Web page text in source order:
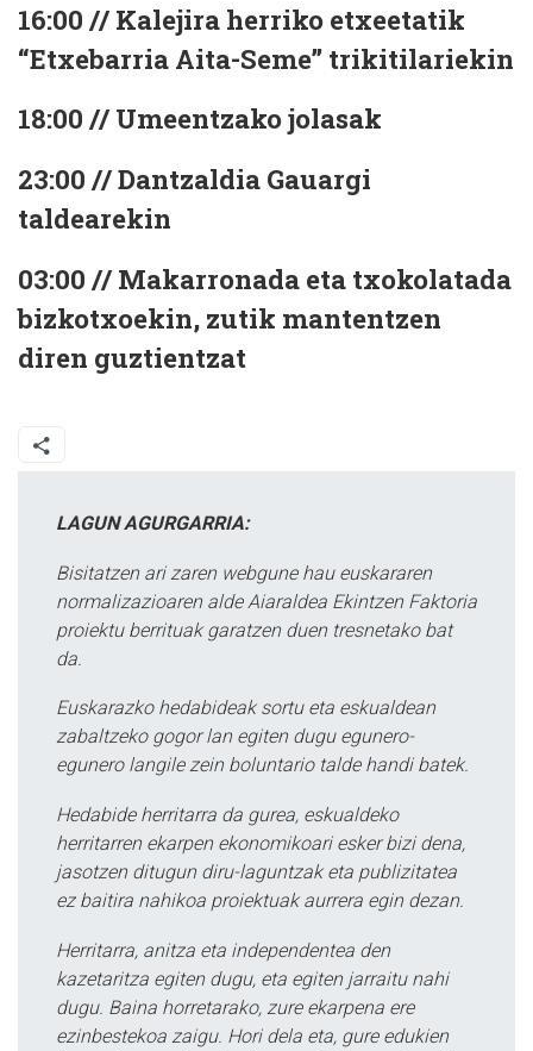
16:00 // Kalejira herriko etxeetatik
“Etxebarria Aita-Seme” trikitilariekin
18:00 // Umeentzako jolasak
23:00 // Dantzaldia Gauargi
taldearekin
03:00 // Makarronada eta txokolatada
bizkotxoekin, zutik mantentzen
diren guztientzat
LAGUN AGURGARRIA:
Bisitatzen ari zaren webgune hau euskararen
normalizazioaren alde Aiaraldea Ekintzen Faktoria
proiektu berrituak garatzen duen tresnetako bat
da.
Euskarazko hedabideak sortu eta eskualdean
zabaltzeko gogor lan egiten dugu egunero-
egunero langile zein boluntario talde handi batek.
Hedabide herritarra da gurea, eskualdeko
herritarren ekarpen ekonomikoari esker bizi dena,
jasotzen ditugun diru-laguntzak eta publizitatea
ez baitira nahikoa proiektuak aurrera egin dezan.
Herritarra, anitza eta independentea den
kazetaritza egiten dugu, eta egiten jarraitu nahi
dugu. Baina horretarako, zure ekarpena ere
ezinbestekoa zaigu. Hori dela eta, gure edukien